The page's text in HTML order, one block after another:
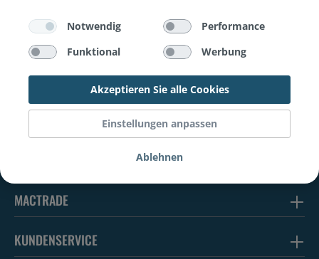
Verpassen Sie keine Neuigkeiten oder Aktionen mehr.
MACTRADE
KUNDENSERVICE
Datenschutzerklärung und unseremImpressum.
Notwendig
Performance
Funktional
Werbung
Akzeptieren Sie alle Cookies
Einstellungen anpassen
Ablehnen